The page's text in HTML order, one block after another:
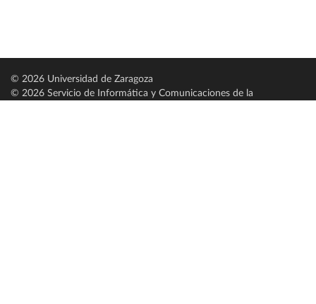
© 2026 Universidad de Zaragoza
© 2026 Servicio de Informática y Comunicaciones de la